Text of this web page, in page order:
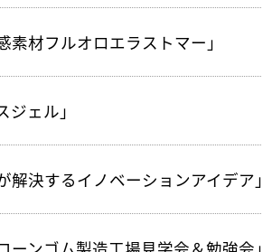
素材フルオロエラストマー」
ェル」
解決するイノベーションアイデア」